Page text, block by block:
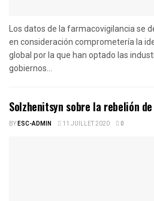
Los datos de la farmacovigilancia se
en consideración comprometería la
global por la que han optado las
gobiernos...
Solzhenitsyn sobre la rebelión de
BYESC-ADMIN 11 JUILLET 2020 0